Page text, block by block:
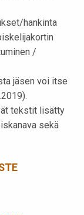
hankinta
/
jäsen voi itse
tekstit lisätty
sekä